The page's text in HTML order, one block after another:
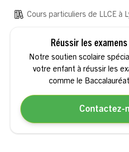
Cours particuliers de LLCE à
Réussir les
Notre soutien scolaire
votre enfant à réussir les
comme le
Contactez-